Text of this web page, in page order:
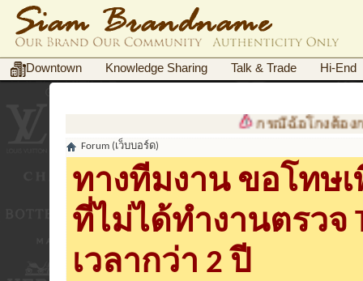
Downtown Knowledge Sharing Talk & Trade Hi-End
กรณีฉ้อโกงต้องการเอกส
Forum (เว็บบอร์ด)
ทางทีมงาน ขอโทษ
ที่ไม่ได้ทำงานตรวจ
เวลากว่า 2 ปี